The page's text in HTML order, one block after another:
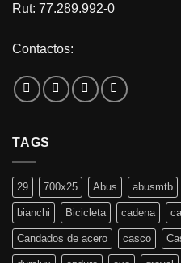
Rut: 77.289.992-0
Contactos:
TAGS
29 700x25 Abus abusmtb
bianchi Bicicleta cadena
Candados de acero casco